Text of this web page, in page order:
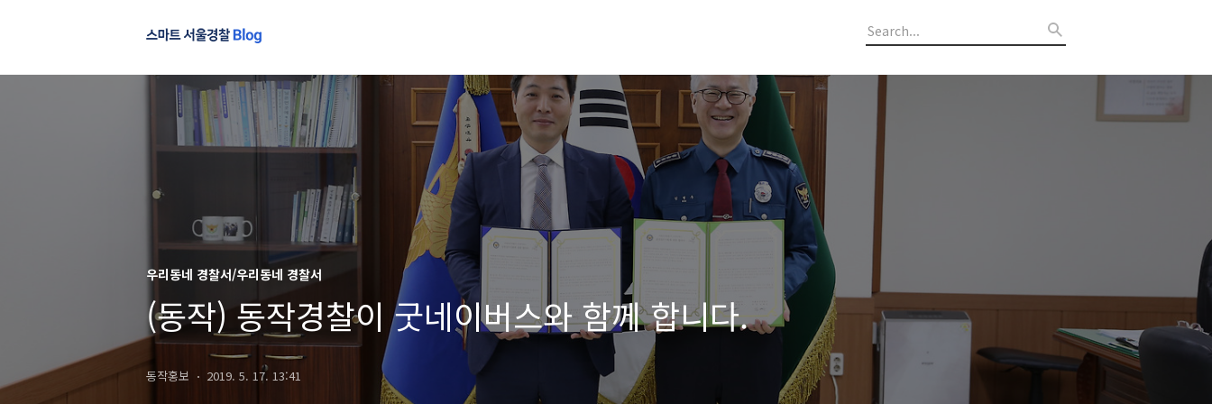
우리동네 경찰서/우리동네 경찰서
(동작) 동작경찰이 굿네이버스와 함께 합니다.
동작홍보 2019. 5. 17. 13:41